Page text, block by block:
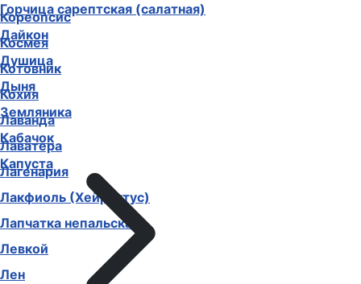
Кореопсис
Космея
Котовник
Кохия
Лаванда
Лаватера
Лагенария
Лакфиоль (Хейрантус)
Лапчатка непальская
Левкой
Лен
Горчица сарептская (салатная)
Дайкон
Душица
Дыня
Земляника
Кабачок
Капуста